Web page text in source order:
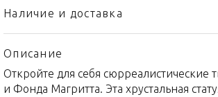
Бренд
René
Страна производителя
Материал
Хрусталь,
Наличие и доставка
Описание
Откройте для себя сюрреалистические
и Фонда Магритта. Эта хрустальная